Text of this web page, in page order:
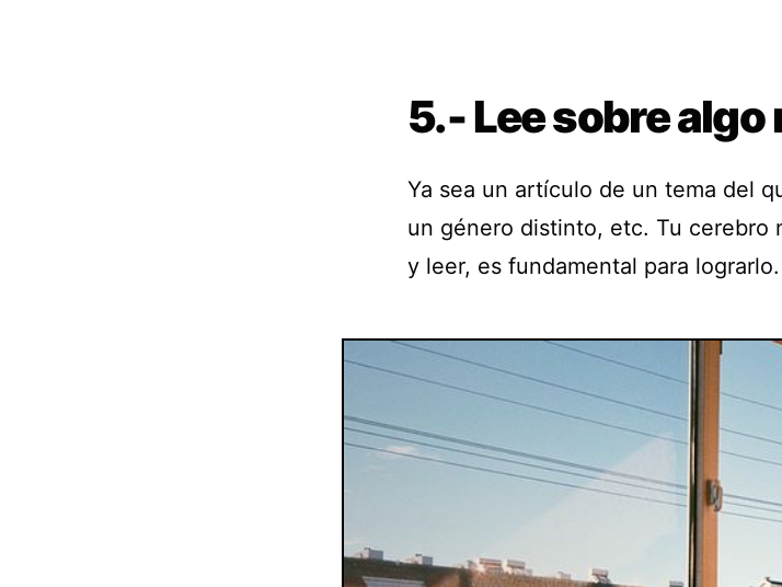
5.- Lee sobre algo
Ya sea un artículo de un tema del
un género distinto, etc. Tu cerebro
y leer, es fundamental para lograrlo.